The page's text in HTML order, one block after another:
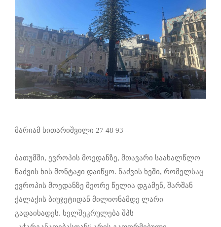
მარიამ ხითარიშვილი 27 48 93 –
ბათუმში, ევროპის მოედანზე, მთავარი საახალწლო
ნაძვის ხის მონტაჟი დაიწყო. ნაძვის ხეში, რომელსაც
ევროპის მოედანზე მეორე წელია დგამენ, შარშან
ქალაქის ბიუჯეტიდან მილიონამდე ლარი
გადაიხადეს. ხელშეკრულება შპს